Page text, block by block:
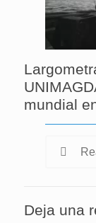
mundial
Deja una